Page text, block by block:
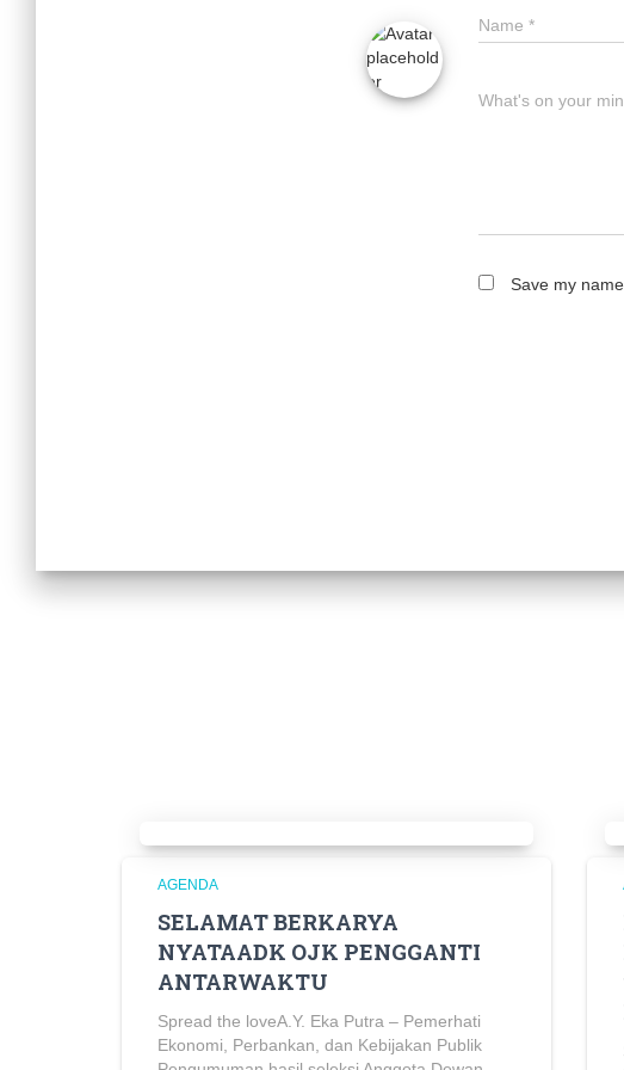
Name *
What's on your
Save my
AGENDA
SELAMAT BERKARYA
NYATAADK OJK PENGGANTI
ANTARWAKTU
Spread the loveA.Y. Eka Putra – Pemerhati
Ekonomi, Perbankan, dan Kebijakan Publik